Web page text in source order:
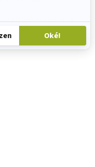
. Wij helpen u graag!